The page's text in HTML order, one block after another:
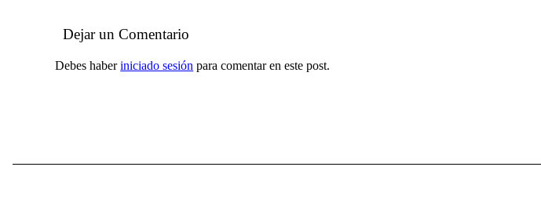
Dejar un Comentario
Debes haberiniciado sesión para comentar en este post.